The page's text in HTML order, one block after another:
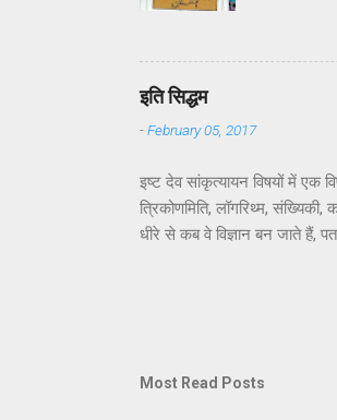
सौन्दर्य
हो रहा
इति सिद्धम
-February 05, 2017
इष्ट देव सांकृत्यायन विषयों में एक
त्रिकोणमिति, लॉगरिथ्म,
धीरे से कब वे विज्ञान बन जाते हैं,
की क्या ज़रूरत थी! वही रहने
Most Read Posts